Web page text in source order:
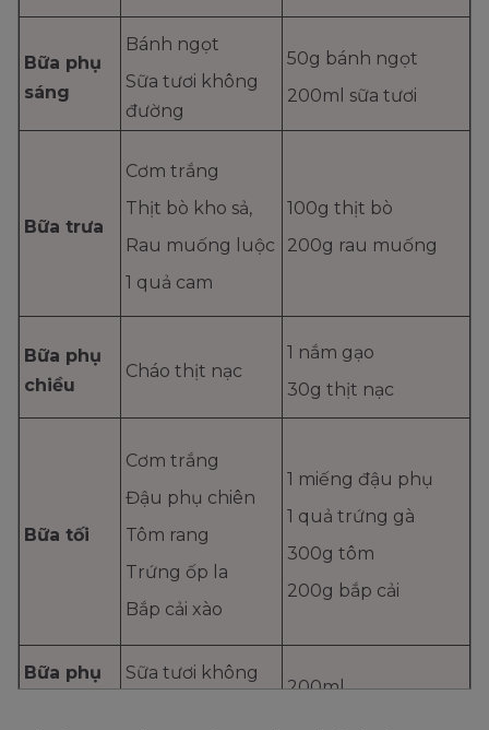
Bữa phụ
sáng
Bánh ngọt
Sữa tươi không
đường
50g bánh ngọt
200ml sữa tươi
Bữa trưa
Cơm trắng
Thịt bò kho sả,
Rau muống luộc
1 quả cam
100g thịt bò
200g rau muống
Bữa phụ
chiều
Cháo thịt nạc
1 nắm gạo
30g thịt nạc
Bữa tối
Cơm trắng
Đậu phụ chiên
Tôm rang
Trứng ốp la
Bắp cải xào
1 miếng đậu phụ
1 quả trứng gà
300g tôm
200g bắp cải
Bữa phụ
Sữa tươi không
200ml